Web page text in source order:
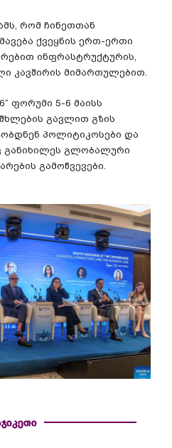
რომ ჩინეთთან
ქვეყნის ერთ-ერთი
ინფრასტრუქტურის,
კავშირის მიმართულებით.
ფორუმი 5-6 მაისს
გავლით გზის
პოლიტიკოსები და
განიხილეს გლობალური
გამოწვევები.